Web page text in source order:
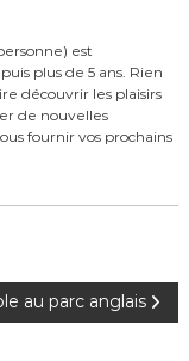
est
plus de 5 ans. Rien
découvrir les plaisirs
de nouvelles
fournir vos prochains
au parc anglais